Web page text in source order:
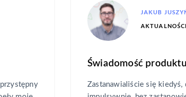
JAKUB
AKTUALNOŚCI
Świadomość
Zastanawialiście się